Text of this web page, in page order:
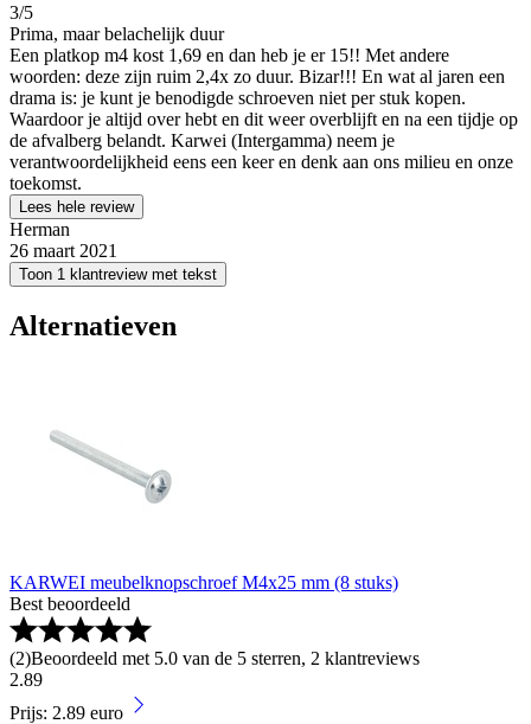
3/5
Prima, maar belachelijk duur
Een platkop m4 kost 1,69 en dan heb je er 15!! Met andere
woorden: deze zijn ruim 2,4x zo duur. Bizar!!! En wat al jaren een
drama is: je kunt je benodigde schroeven niet per stuk kopen.
Waardoor je altijd over hebt en dit weer overblijft en na een tijdje op
de afvalberg belandt. Karwei (Intergamma) neem je
verantwoordelijkheid eens een keer en denk aan ons milieu en onze
toekomst.
Lees hele review
Herman
26 maart 2021
Toon 1 klantreview met tekst
Alternatieven
KARWEI meubelknopschroef M4x25 mm (8 stuks)
Best beoordeeld
(2)Beoordeeld met 5.0 van de 5 sterren, 2 klantreviews
2.89
Prijs: 2.89 euro